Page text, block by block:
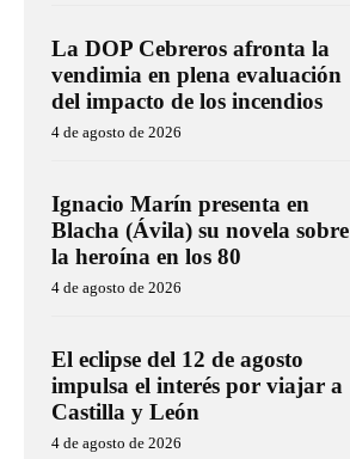
La DOP Cebreros afronta la
vendimia en plena evaluación
del impacto de los incendios
4 de agosto de 2026
Ignacio Marín presenta en
Blacha (Ávila) su novela sobre
la heroína en los 80
4 de agosto de 2026
El eclipse del 12 de agosto
impulsa el interés por viajar a
Castilla y León
4 de agosto de 2026